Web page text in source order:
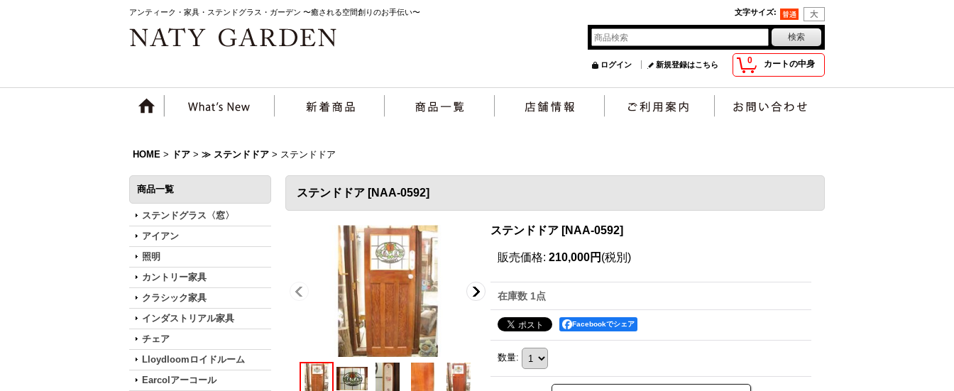
アンティーク・家具・ステンドグラス・ガーデン 〜癒される空間創りのお手伝い〜 文字サイズ:
0 カートの中身
ログイン 新規登録はこちら
HOME > ドア > ≫ ステンドドア > ステンドドア
商品一覧
ステンドグラス〈窓〉
アイアン
照明
カントリー家具
クラシック家具
インダストリアル家具
チェア
Lloydloomロイドルーム
Earcolアーコール
ステンドドア [NAA-0592]
ステンドドア [NAA-0592]
販売価格: 210,000円 (税別)
在庫数 1点
Facebookでシェア
数量: